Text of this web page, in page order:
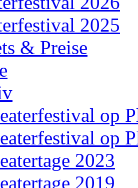
2025
& Preise
op
op
2023
2019